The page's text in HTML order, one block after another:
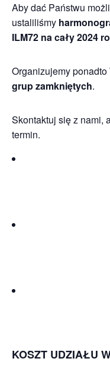
Aby dać Państwu
ustaliliśmy
ILM72 na cały 2024
Organizujemy ponadto
grup zamkniętych.
Skontaktuj się z nami,
termin.
KOSZT UDZIAŁU